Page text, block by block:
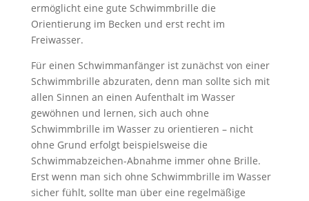
ermöglicht eine gute Schwimmbrille die
Orientierung im Becken und erst recht im
Freiwasser.
Für einen Schwimmanfänger ist zunächst von einer
Schwimmbrille abzuraten, denn man sollte sich mit
allen Sinnen an einen Aufenthalt im Wasser
gewöhnen und lernen, sich auch ohne
Schwimmbrille im Wasser zu orientieren – nicht
ohne Grund erfolgt beispielsweise die
Schwimmabzeichen-Abnahme immer ohne Brille.
Erst wenn man sich ohne Schwimmbrille im Wasser
sicher fühlt, sollte man über eine regelmäßige